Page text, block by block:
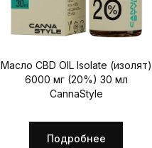
Масло CBD OIL Isolate (изолят)
6000 мг (20%) 30 мл
CannaStyle
Подробнее